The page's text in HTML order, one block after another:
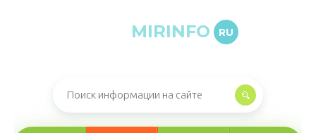
MIRINFO RU